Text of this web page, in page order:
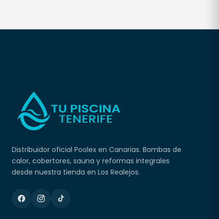
Distribuidor oficial Poolex en Canarias. Bombas de
calor, cobertores, sauna y reformas integrales
desde nuestra tienda en Los Realejos.